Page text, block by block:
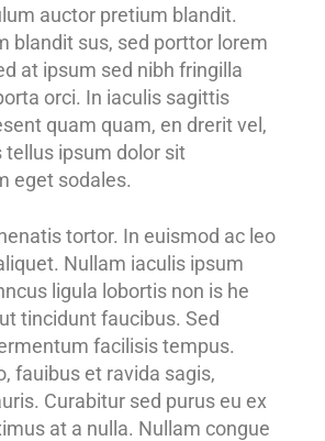
auctor pretium blandit.
blandit sus, sed porttor lorem
at ipsum sed nibh fringilla
orci. In iaculis sagittis
quam quam, en drerit vel,
tellus ipsum dolor sit
eget sodales.
tortor. In euismod ac leo
Nullam iaculis ipsum
ligula lobortis non is he
tincidunt faucibus. Sed
facilisis tempus.
fauibus et ravida sagis,
Curabitur sed purus eu ex
at a nulla. Nullam congue